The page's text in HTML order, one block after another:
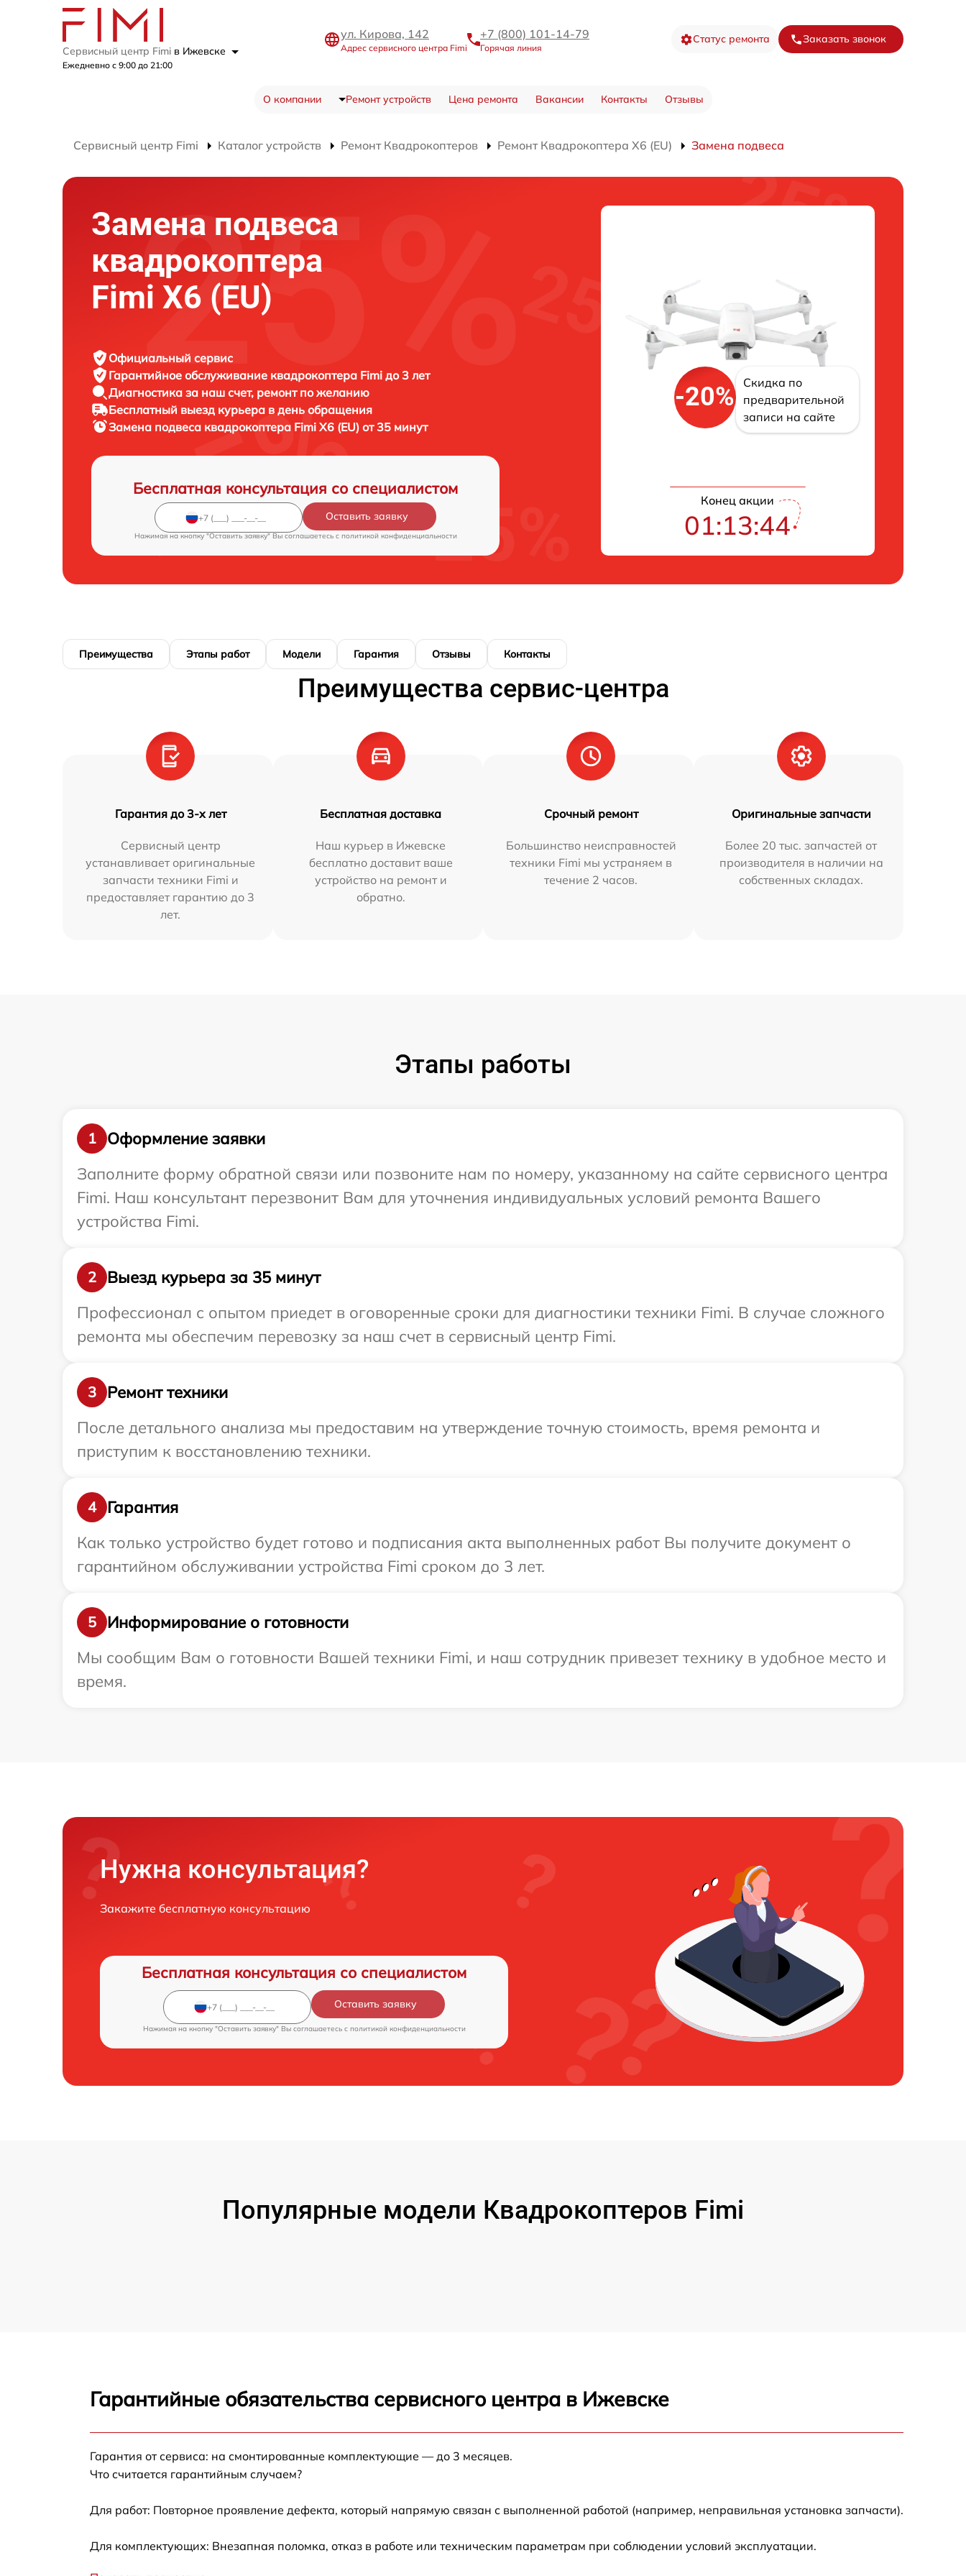
Сервисный центр Fimi в Ижевске
Ежедневно с 9:00 до 21:00
ул. Кирова, 142
Адрес сервисного центра Fimi
+7 (800) 101-14-79
Горячая линия
Статус ремонта Заказать звонок
О компании Ремонт устройств Цена ремонта Вакансии Контакты Отзывы
Сервисный центр Fimi Каталог устройств Ремонт Квадрокоптеров Ремонт Квадрокоптера X6 (EU) Замена подвеса
Замена подвеса
квадрокоптера
Fimi X6 (EU)
Официальный сервис
Гарантийное обслуживание квадрокоптера Fimi до 3 лет
Диагностика за наш счет, ремонт по желанию
Бесплатный выезд курьера в день обращения
Замена подвеса квадрокоптера Fimi X6 (EU) от 35 минут
Бесплатная консультация со специалистом
Оставить заявку
Нажимая на кнопку "Оставить заявку" Вы соглашаетесь c политикой конфиденциальности
-20%
Скидка по
предварительной
записи на сайте
Конец акции
01:13:43
Преимущества Этапы работ Модели Гарантия Отзывы Контакты
Преимущества сервис-центра
Гарантия до 3-х лет
Сервисный центр
устанавливает оригинальные
запчасти техники Fimi и
предоставляет гарантию до 3
лет.
Бесплатная доставка
Наш курьер в Ижевске
бесплатно доставит ваше
устройство на ремонт и
обратно.
Срочный ремонт
Большинство неисправностей
техники Fimi мы устраняем в
течение 2 часов.
Оригинальные запчасти
Более 20 тыс. запчастей от
производителя в наличии на
собственных складах.
Этапы работы
1
Оформление заявки
Заполните форму обратной связи или позвоните нам по номеру, указанному на сайте сервисного центра
Fimi. Наш консультант перезвонит Вам для уточнения индивидуальных условий ремонта Вашего
устройства Fimi.
2
Выезд курьера за 35 минут
Профессионал с опытом приедет в оговоренные сроки для диагностики техники Fimi. В случае сложного
ремонта мы обеспечим перевозку за наш счет в сервисный центр Fimi.
3
Ремонт техники
После детального анализа мы предоставим на утверждение точную стоимость, время ремонта и
приступим к восстановлению техники.
4
Гарантия
Как только устройство будет готово и подписания акта выполненных работ Вы получите документ о
гарантийном обслуживании устройства Fimi сроком до 3 лет.
5
Информирование о готовности
Мы сообщим Вам о готовности Вашей техники Fimi, и наш сотрудник привезет технику в удобное место и
время.
Нужна консультация?
Закажите бесплатную консультацию
Бесплатная консультация со специалистом
Оставить заявку
Нажимая на кнопку "Оставить заявку" Вы соглашаетесь c политикой конфиденциальности
Популярные модели Квадрокоптеров Fimi
Гарантийные обязательства сервисного центра в Ижевске
Гарантия от сервиса: на смонтированные комплектующие — до 3 месяцев.
Что считается гарантийным случаем?
Для работ: Повторное проявление дефекта, который напрямую связан с выполненной работой (например, неправильная установка запчасти).
Для комплектующих: Внезапная поломка, отказ в работе или техническим параметрам при соблюдении условий эксплуатации.